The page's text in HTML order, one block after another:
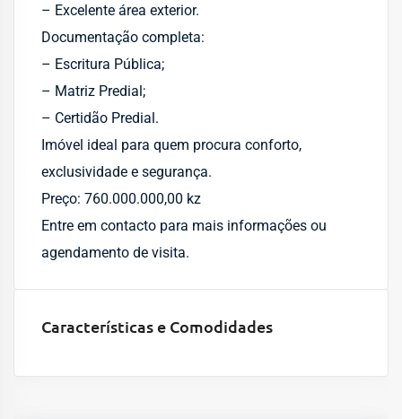
– Excelente área exterior.
Documentação completa:
– Escritura Pública;
– Matriz Predial;
– Certidão Predial.
Imóvel ideal para quem procura conforto,
exclusividade e segurança.
Preço: 760.000.000,00 kz
Entre em contacto para mais informações ou
agendamento de visita.
Características e Comodidades